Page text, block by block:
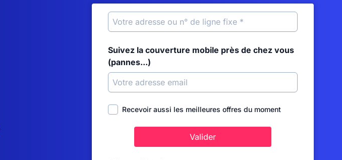
Suivez la couverture mobile près de chez vous
(pannes...)
Recevoir aussi les meilleures offres du moment
Valider